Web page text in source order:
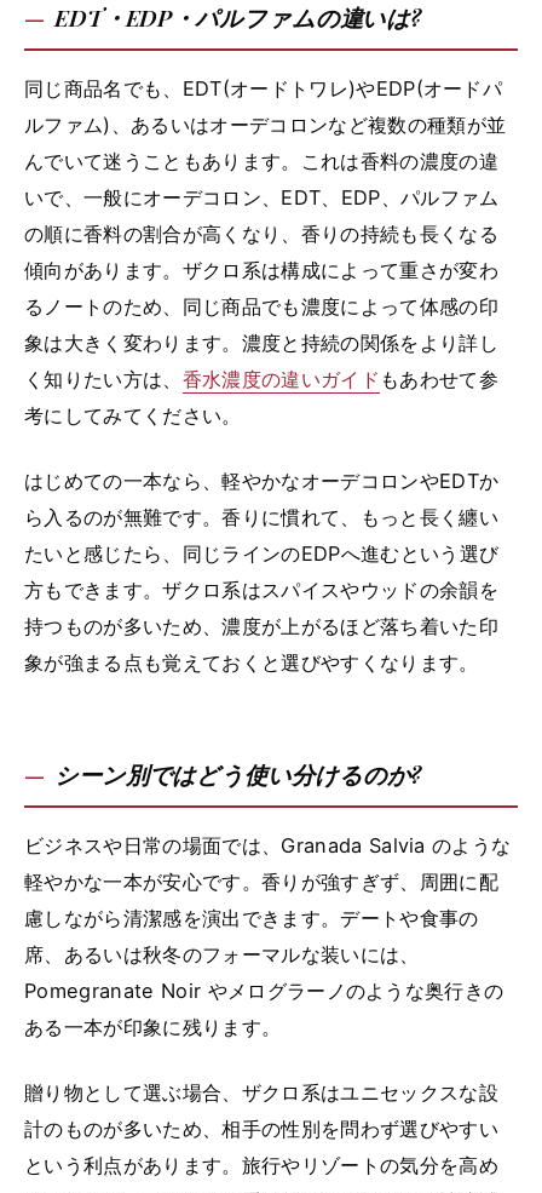
EDT・EDP・パルファムの違いは?
同じ商品名でも、EDT(オードトワレ)やEDP(オードパ
ルファム)、あるいはオーデコロンなど複数の種類が並
んでいて迷うこともあります。これは香料の濃度の違
いで、一般にオーデコロン、EDT、EDP、パルファム
の順に香料の割合が高くなり、香りの持続も長くなる
傾向があります。ザクロ系は構成によって重さが変わ
るノートのため、同じ商品でも濃度によって体感の印
象は大きく変わります。濃度と持続の関係をより詳し
く知りたい方は、 香水濃度の違いガイド もあわせて参
考にしてみてください。
はじめての一本なら、軽やかなオーデコロンやEDTか
ら入るのが無難です。香りに慣れて、もっと長く纏い
たいと感じたら、同じラインのEDPへ進むという選び
方もできます。ザクロ系はスパイスやウッドの余韻を
持つものが多いため、濃度が上がるほど落ち着いた印
象が強まる点も覚えておくと選びやすくなります。
シーン別ではどう使い分けるのか?
ビジネスや日常の場面では、Granada Salvia のような
軽やかな一本が安心です。香りが強すぎず、周囲に配
慮しながら清潔感を演出できます。デートや食事の
席、あるいは秋冬のフォーマルな装いには、
Pomegranate Noir やメログラーノのような奥行きの
ある一本が印象に残ります。
贈り物として選ぶ場合、ザクロ系はユニセックスな設
計のものが多いため、相手の性別を問わず選びやすい
という利点があります。旅行やリゾートの気分を高め